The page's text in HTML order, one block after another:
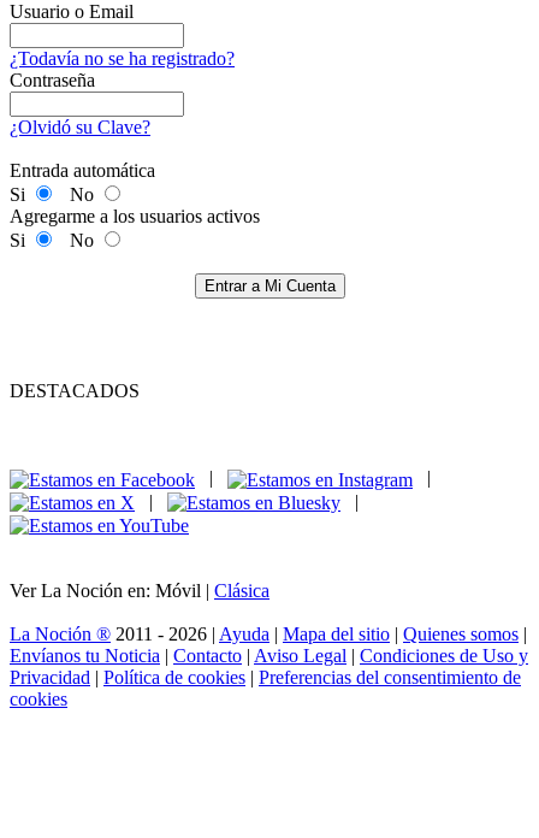
Usuario o Email
¿Todavía no se ha registrado?
Contraseña
¿Olvidó su Clave?
Entrada automática
Si
No
Agregarme a los usuarios activos
Si
No
Entrar a Mi Cuenta
DESTACADOS
|
|
Ver La Noción en: Móvil | Clásica
La Noción ® 2011 - 2026 | Ayuda | Mapa del sitio | Quienes somos |
Envíanos tu Noticia | Contacto | Aviso Legal | Condiciones de Uso y
Privacidad | Política de cookies | Preferencias del consentimiento de
cookies